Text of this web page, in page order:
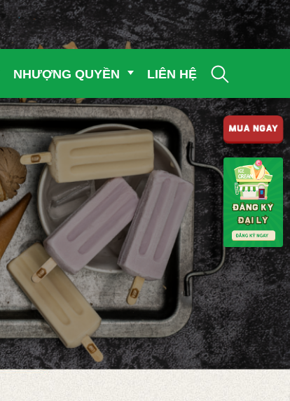
NHƯỢNG QUYỀN LIÊN HỆ
MUA NGAY